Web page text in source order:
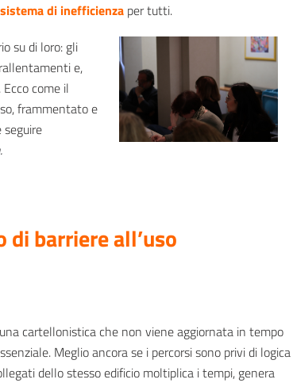
di inefficienza per tutti.
su di loro: gli
e,
come il
frammentato e
di barriere all’uso
cartellonistica che non viene aggiornata in tempo
Meglio ancora se i percorsi sono privi di logica
dello stesso edificio moltiplica i tempi, genera